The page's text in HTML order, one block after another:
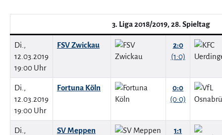
3. Liga 2018/2019, 28. Spieltag
Di.,
12.03.2019
19:00 Uhr
FSV Zwickau
2:0
(1:0)
Di.,
12.03.2019
19:00 Uhr
Fortuna Köln
0:0
(0:0)
Di.,
SV Meppen
1:1